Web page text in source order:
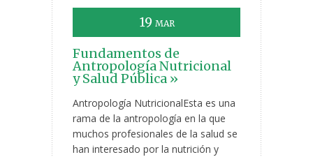
19 MAR
Fundamentos de
Antropología Nutricional
y Salud Pública »
Antropología NutricionalEsta es una
rama de la antropología en la que
muchos profesionales de la salud se
han interesado por la nutrición y